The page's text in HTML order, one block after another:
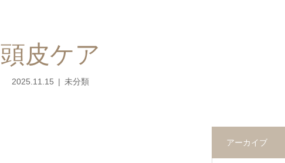
頭皮ケア
2025.11.15 未分類
アーカイブ